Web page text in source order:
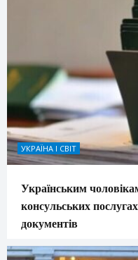
УКРАЇНА І СВІТ
Українським
консульських
документів